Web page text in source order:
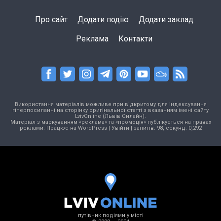
Про сайт Додати подію Додати заклад
Реклама Контакти
Використання матеріалів можливе при відкритому для індексування
гіперпосиланні на сторінку оригінальної статті з вказанням імені сайту
LvivOnline (Львів Онлайн).
Матеріал з маркуванням «реклама» та «промоція» публікується на правах
реклами. Працює на WordPress| Увійти | запитів: 98, секунд: 0,292
путівник подіями у місті